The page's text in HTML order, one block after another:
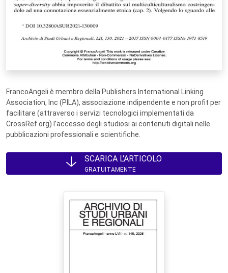
FrancoAngeli è membro della Publishers International Linking
Association, Inc (PILA), associazione indipendente e non profit per
facilitare (attraverso i servizi tecnologici implementati da
CrossRef.org) l’accesso degli studiosi ai contenuti digitali nelle
pubblicazioni professionali e scientifiche.
SCARICA L'ARTICOLO
GRATUITAMENTE